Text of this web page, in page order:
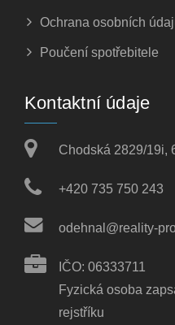
Ochrana osobních
Poučení spotřebitele
Kontaktní údaje
Chodská 2829/19i,
+420 735 750 243
odehnal@reality-
IČO: 06333711
Fyzická osoba
rejstříku